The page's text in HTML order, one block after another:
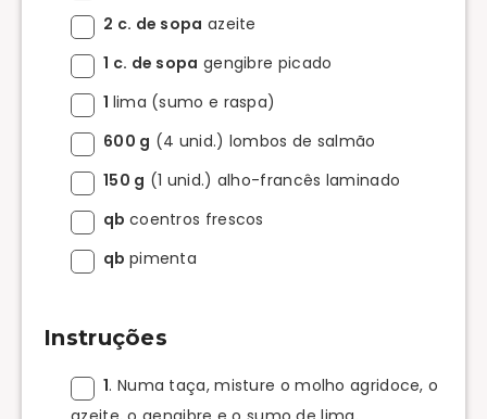
2 c. de sopa azeite
1 c. de sopa gengibre picado
1 lima (sumo e raspa)
600 g (4 unid.) lombos de salmão
150 g (1 unid.) alho-francês laminado
qb coentros frescos
qb pimenta
Instruções
1. Numa taça, misture o molho agridoce, o